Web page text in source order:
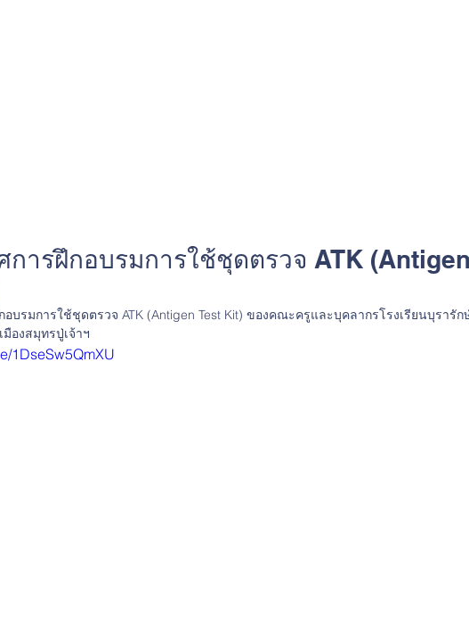
การฝึกอบรมการใช้ชุดตรวจ ATK (Antigen
อบรมการใช้ชุดตรวจ ATK (Antigen Test Kit) ของคณะครูและบุคลากรโรงเรียนบุรารัก
องสมุทรปู่เจ้าฯ
1DseSw5QmXU